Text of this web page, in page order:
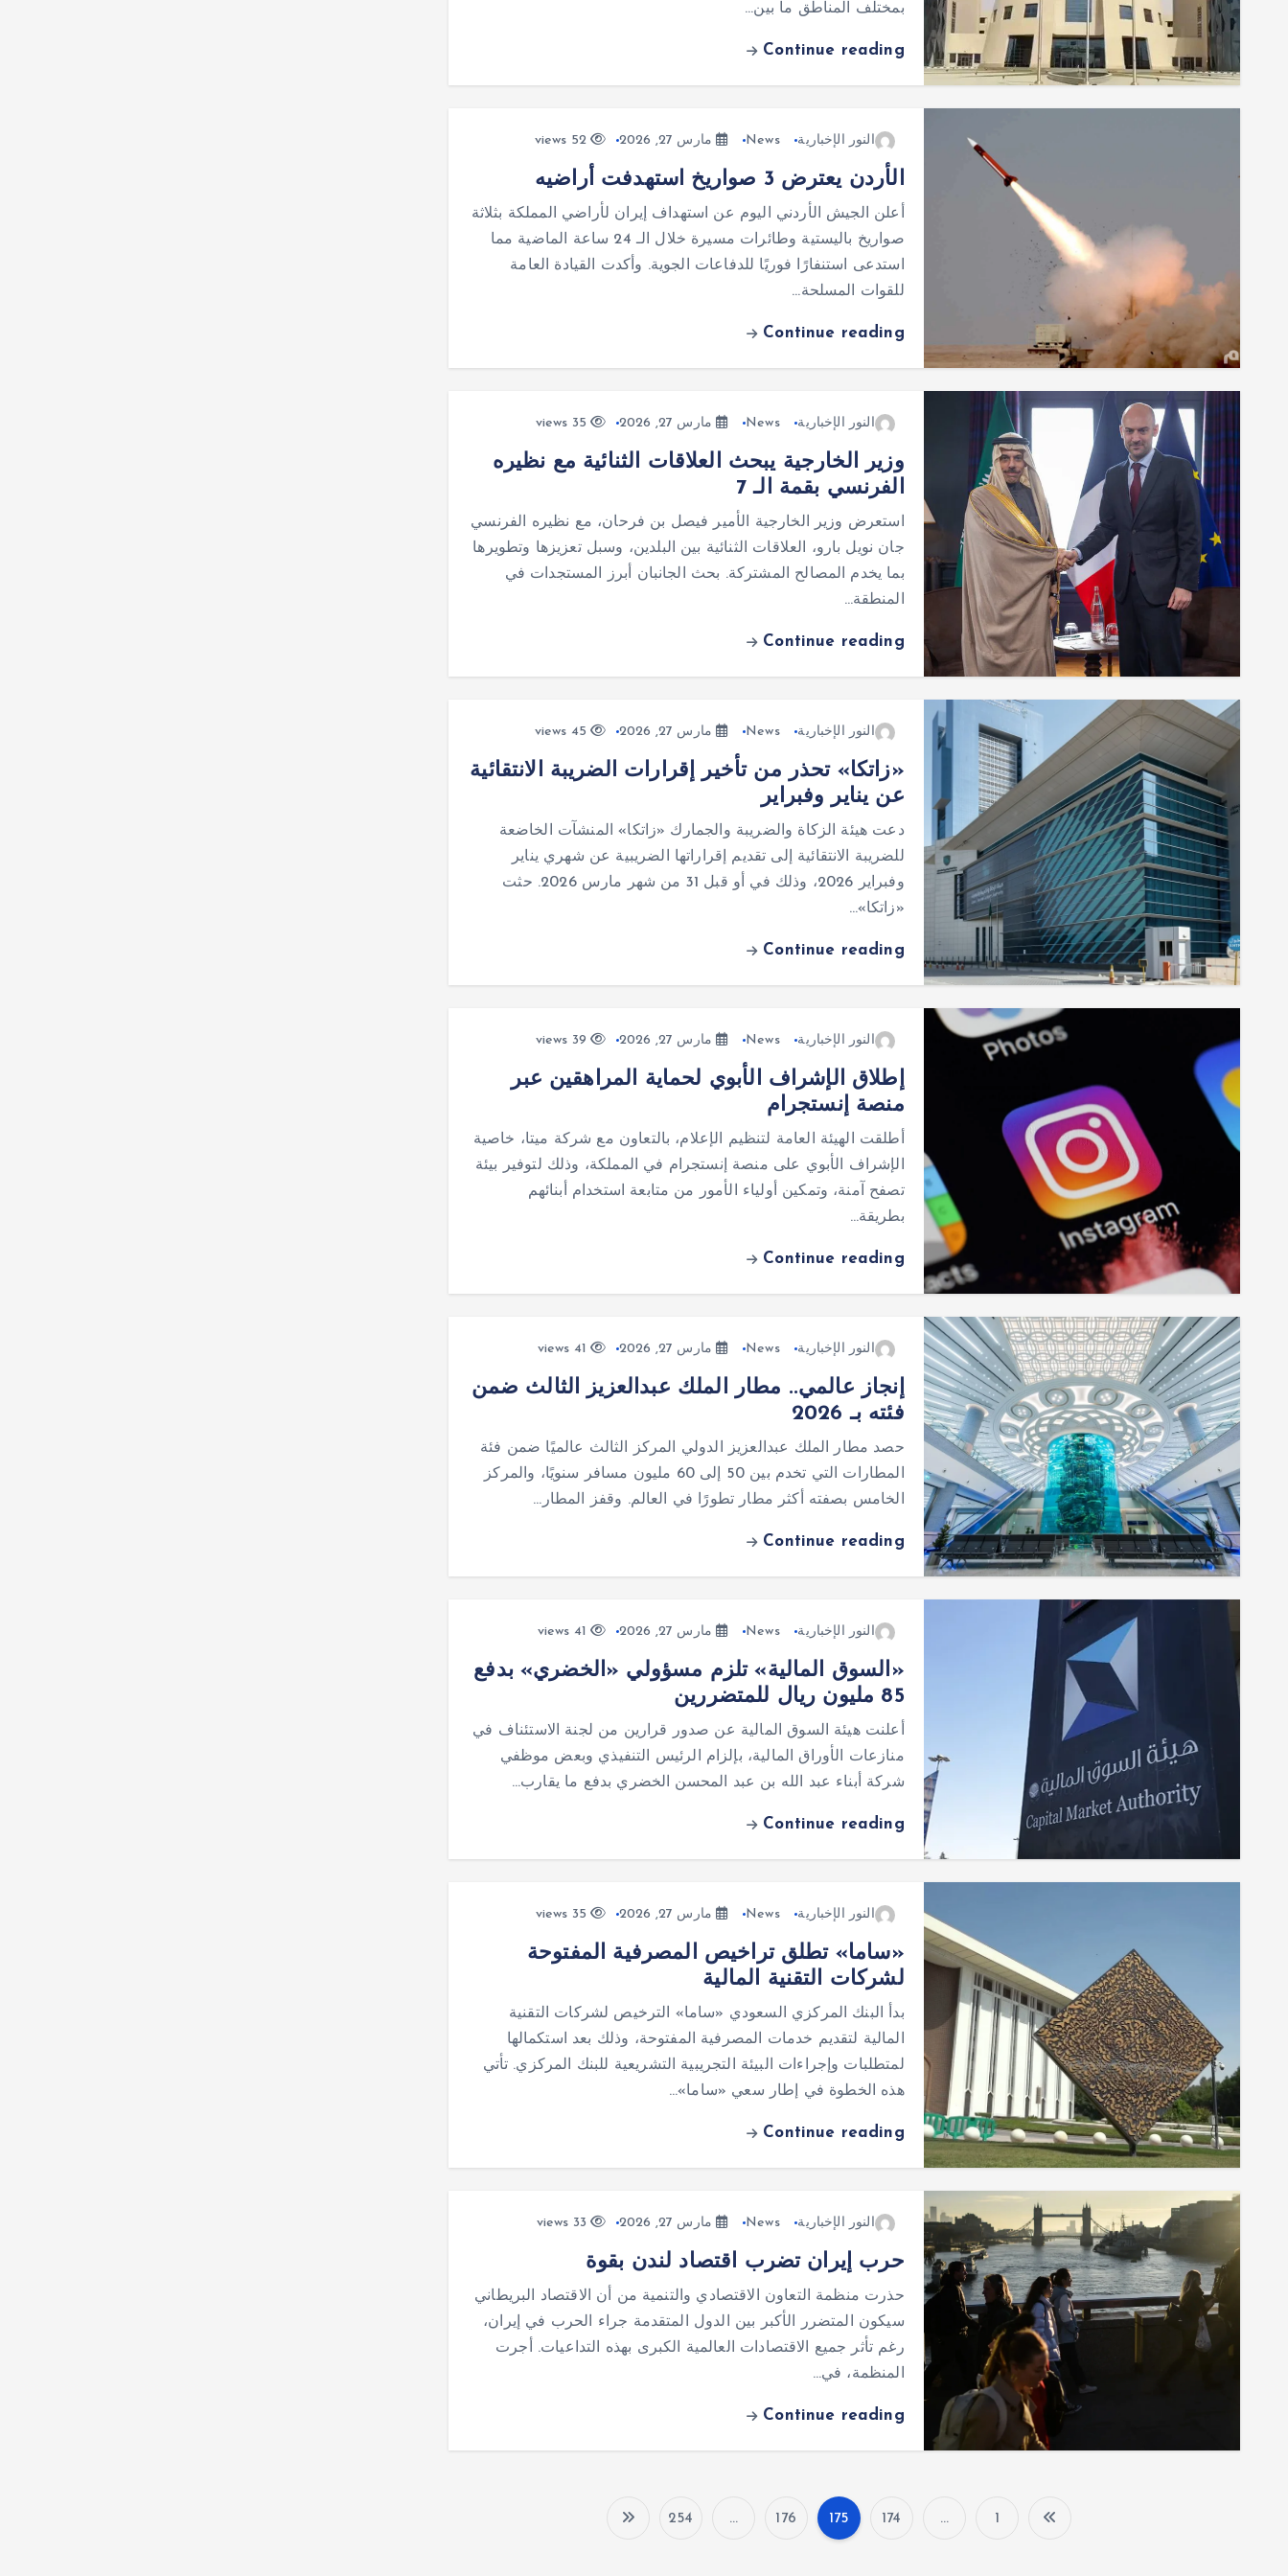
بمختلف المناطق ما بين…
Continue reading
النور الإخبارية News مارس 27, 2026 52 views
الأردن يعترض 3 صواريخ استهدفت أراضيه
أعلن الجيش الأردني اليوم عن استهداف إيران لأراضي المملكة بثلاثة
صواريخ باليستية وطائرات مسيرة خلال الـ 24 ساعة الماضية مما
استدعى استنفارًا فوريًا للدفاعات الجوية. وأكدت القيادة العامة
للقوات المسلحة…
Continue reading
النور الإخبارية News مارس 27, 2026 35 views
وزير الخارجية يبحث العلاقات الثنائية مع نظيره
الفرنسي بقمة الـ 7
استعرض وزير الخارجية الأمير فيصل بن فرحان، مع نظيره الفرنسي
جان نويل بارو، العلاقات الثنائية بين البلدين، وسبل تعزيزها وتطويرها
بما يخدم المصالح المشتركة. بحث الجانبان أبرز المستجدات في
المنطقة…
Continue reading
النور الإخبارية News مارس 27, 2026 45 views
«زاتكا» تحذر من تأخير إقرارات الضريبة الانتقائية
عن يناير وفبراير
دعت هيئة الزكاة والضريبة والجمارك «زاتكا» المنشآت الخاضعة
للضريبة الانتقائية إلى تقديم إقراراتها الضريبية عن شهري يناير
وفبراير 2026، وذلك في أو قبل 31 من شهر مارس 2026. حثت
«زاتكا»…
Continue reading
النور الإخبارية News مارس 27, 2026 39 views
إطلاق الإشراف الأبوي لحماية المراهقين عبر
منصة إنستجرام
أطلقت الهيئة العامة لتنظيم الإعلام، بالتعاون مع شركة ميتا، خاصية
الإشراف الأبوي على منصة إنستجرام في المملكة، وذلك لتوفير بيئة
تصفح آمنة، وتمكين أولياء الأمور من متابعة استخدام أبنائهم
بطريقة…
Continue reading
النور الإخبارية News مارس 27, 2026 41 views
إنجاز عالمي.. مطار الملك عبدالعزيز الثالث ضمن
فئته بـ 2026
حصد مطار الملك عبدالعزيز الدولي المركز الثالث عالميًا ضمن فئة
المطارات التي تخدم بين 50 إلى 60 مليون مسافر سنويًا، والمركز
الخامس بصفته أكثر مطار تطورًا في العالم. وقفز المطار…
Continue reading
النور الإخبارية News مارس 27, 2026 41 views
«السوق المالية» تلزم مسؤولي «الخضري» بدفع
85 مليون ريال للمتضررين
أعلنت هيئة السوق المالية عن صدور قرارين من لجنة الاستئناف في
منازعات الأوراق المالية، بإلزام الرئيس التنفيذي وبعض موظفي
شركة أبناء عبد الله بن عبد المحسن الخضري بدفع ما يقارب…
Continue reading
النور الإخبارية News مارس 27, 2026 35 views
«ساما» تطلق تراخيص المصرفية المفتوحة
لشركات التقنية المالية
بدأ البنك المركزي السعودي «ساما» الترخيص لشركات التقنية
المالية لتقديم خدمات المصرفية المفتوحة، وذلك بعد استكمالها
لمتطلبات وإجراءات البيئة التجريبية التشريعية للبنك المركزي. تأتي
هذه الخطوة في إطار سعي «ساما»…
Continue reading
النور الإخبارية News مارس 27, 2026 33 views
حرب إيران تضرب اقتصاد لندن بقوة
حذرت منظمة التعاون الاقتصادي والتنمية من أن الاقتصاد البريطاني
سيكون المتضرر الأكبر بين الدول المتقدمة جراء الحرب في إيران،
رغم تأثر جميع الاقتصادات العالمية الكبرى بهذه التداعيات. أجرت
المنظمة، في…
Continue reading
P
1
…
174
175
176
…
254